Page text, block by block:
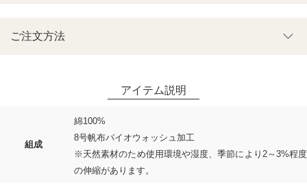
組成
綿100%
8号帆布バイオウォッシュ加工
※天然素材のため使用環境や湿度、季節により2～3%程度
の伸縮があります。
ご注文方法